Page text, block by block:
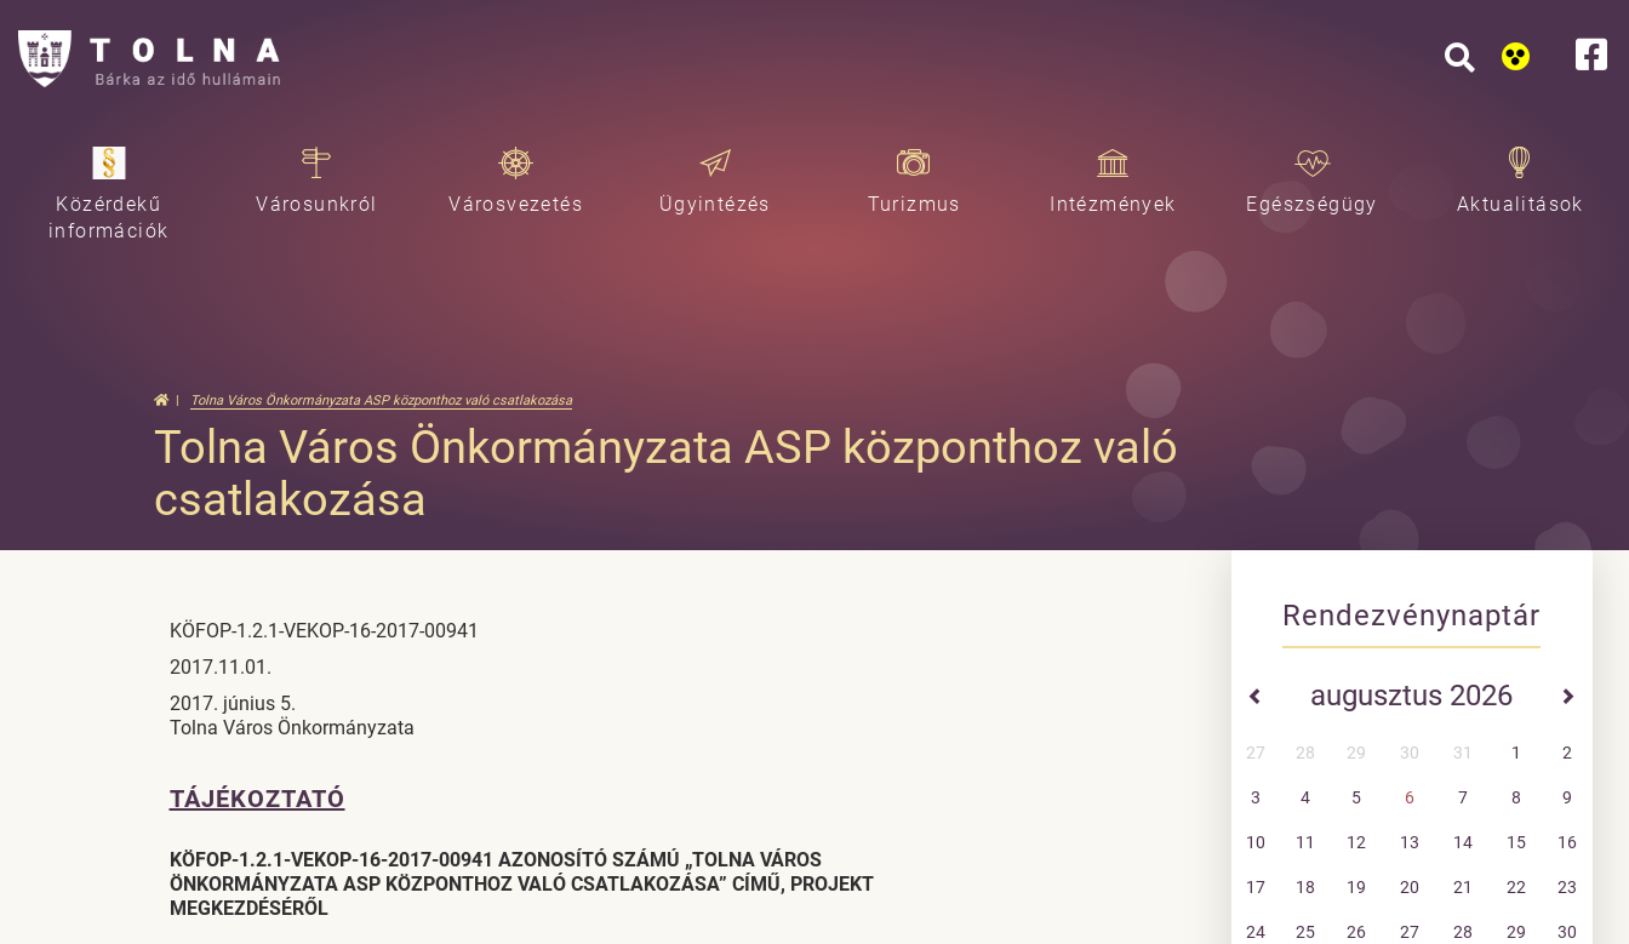
Közérdekű
információk
Városunkról Városvezetés Ügyintézés Turizmus Intézmények Egészségügy Aktualitások
Tolna Város Önkormányzata ASP központhoz való csatlakozása
Tolna Város Önkormányzata ASP központhoz való
csatlakozása
KÖFOP-1.2.1-VEKOP-16-2017-00941
2017.11.01.
2017. június 5.
Tolna Város Önkormányzata
TÁJÉKOZTATÓ
KÖFOP-1.2.1-VEKOP-16-2017-00941 AZONOSÍTÓ SZÁMÚ „TOLNA VÁROS
ÖNKORMÁNYZATA ASP KÖZPONTHOZ VALÓ CSATLAKOZÁSA” CÍMŰ, PROJEKT
MEGKEZDÉSÉRŐL
Rendezvénynaptár
augusztus 2026
27 28 29 30 31 1 2
3 4 5 6 7 8 9
10 11 12 13 14 15 16
17 18 19 20 21 22 23
24 25 26 27 28 29 30